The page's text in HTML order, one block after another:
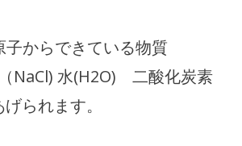
子からできている物質
NaCl) 水(H2O) 二酸化炭素
られます。